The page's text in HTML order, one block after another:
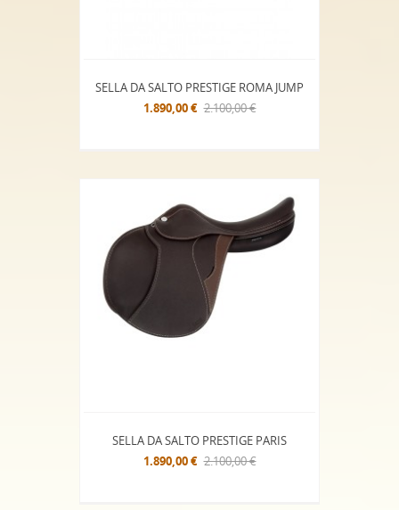
SELLA DA SALTO PRESTIGE ROMA JUMP
1.890,00 € 2.100,00 €
SELLA DA SALTO PRESTIGE PARIS
1.890,00 € 2.100,00 €